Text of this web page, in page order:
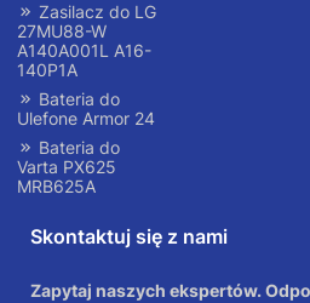
Zasilacz do LG
27MU88-W
A140A001L A16-
140P1A
Bateria do
Ulefone Armor 24
Bateria do
Varta PX625
MRB625A
Skontaktuj się z nami
Zapytaj naszych ekspertów.